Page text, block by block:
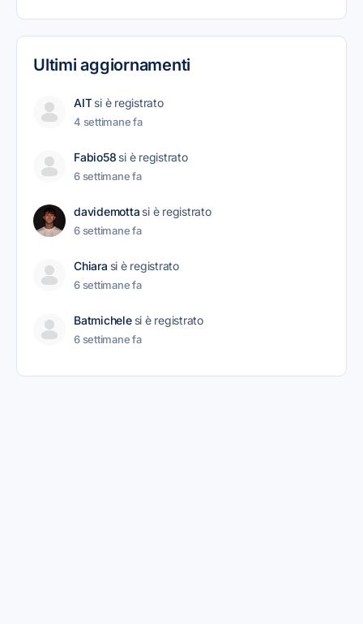
Ultimi aggiornamenti
AIT si è registrato
4 settimane fa
Fabio58 si è registrato
6 settimane fa
davidemotta si è registrato
6 settimane fa
Chiara si è registrato
6 settimane fa
Batmichele si è registrato
6 settimane fa